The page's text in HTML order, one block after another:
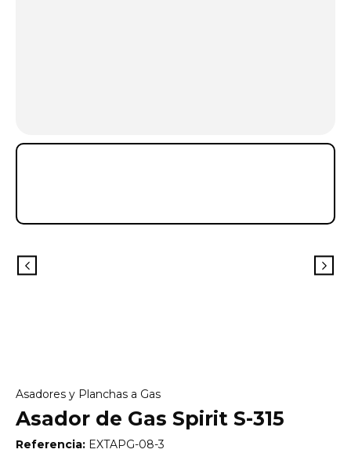
Asadores y Planchas a Gas
Asador de Gas Spirit S-315
Referencia: EXTAPG-08-3